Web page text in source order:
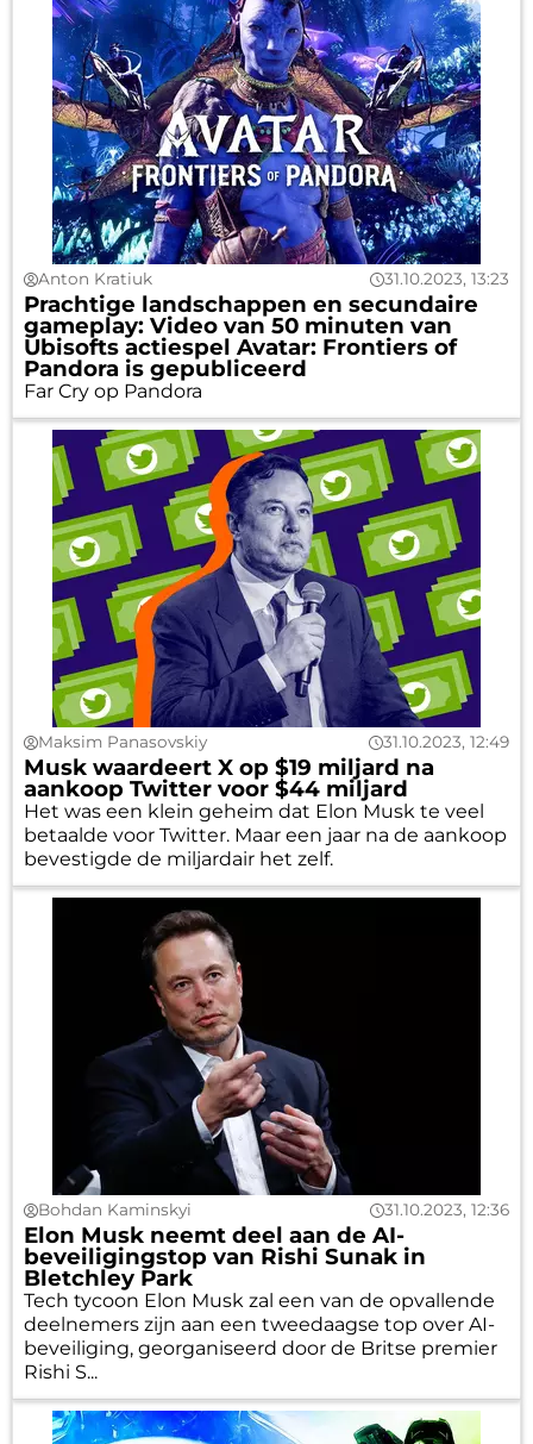
Anton Kratiuk 31.10.2023, 13:23
Prachtige landschappen en secundaire
gameplay: Video van 50 minuten van
Ubisofts actiespel Avatar: Frontiers of
Pandora is gepubliceerd
Far Cry op Pandora
Maksim Panasovskiy 31.10.2023, 12:49
Musk waardeert X op $19 miljard na
aankoop Twitter voor $44 miljard
Het was een klein geheim dat Elon Musk te veel
betaalde voor Twitter. Maar een jaar na de aankoop
bevestigde de miljardair het zelf.
Bohdan Kaminskyi 31.10.2023, 12:36
Elon Musk neemt deel aan de AI-
beveiligingstop van Rishi Sunak in
Bletchley Park
Tech tycoon Elon Musk zal een van de opvallende
deelnemers zijn aan een tweedaagse top over AI-
beveiliging, georganiseerd door de Britse premier
Rishi S...